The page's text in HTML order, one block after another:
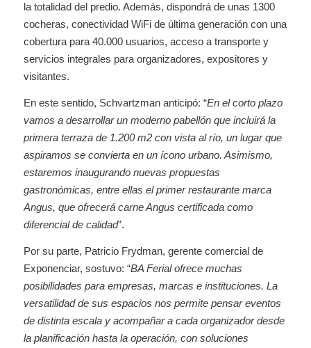
la totalidad del predio. Además, dispondrá de unas 1300
cocheras, conectividad WiFi de última generación con una
cobertura para 40.000 usuarios, acceso a transporte y
servicios integrales para organizadores, expositores y
visitantes.
En este sentido, Schvartzman anticipó: “En el corto plazo
vamos a desarrollar un moderno pabellón que incluirá la
primera terraza de 1.200 m2 con vista al río, un lugar que
aspiramos se convierta en un ícono urbano. Asimismo,
estaremos inaugurando nuevas propuestas
gastronómicas, entre ellas el primer restaurante marca
Angus, que ofrecerá carne Angus certificada como
diferencial de calidad”.
Por su parte, Patricio Frydman, gerente comercial de
Exponenciar, sostuvo: “BA Ferial ofrece muchas
posibilidades para empresas, marcas e instituciones. La
versatilidad de sus espacios nos permite pensar eventos
de distinta escala y acompañar a cada organizador desde
la planificación hasta la operación, con soluciones